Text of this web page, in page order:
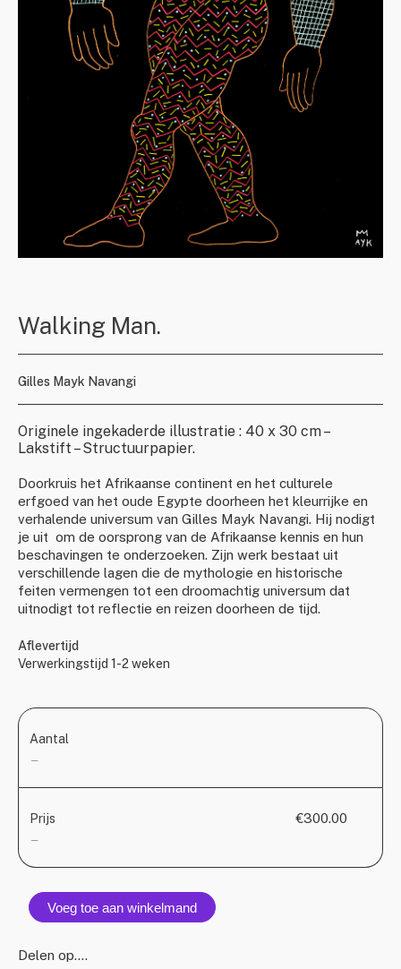
Walking Man.
Gilles Mayk Navangi
Originele ingekaderde illustratie : 40 x 30 cm –
Lakstift – Structuurpapier.
Doorkruis het Afrikaanse continent en het culturele
erfgoed van het oude Egypte doorheen het kleurrijke en
verhalende universum van Gilles Mayk Navangi. Hij nodigt
je uit om de oorsprong van de Afrikaanse kennis en hun
beschavingen te onderzoeken. Zijn werk bestaat uit
verschillende lagen die de mythologie en historische
feiten vermengen tot een droomachtig universum dat
uitnodigt tot reflectie en reizen doorheen de tijd.
Aflevertijd
Verwerkingstijd 1-2 weken
Aantal
—
Prijs
—
€300.00
Voeg toe aan winkelmand
Delen op….